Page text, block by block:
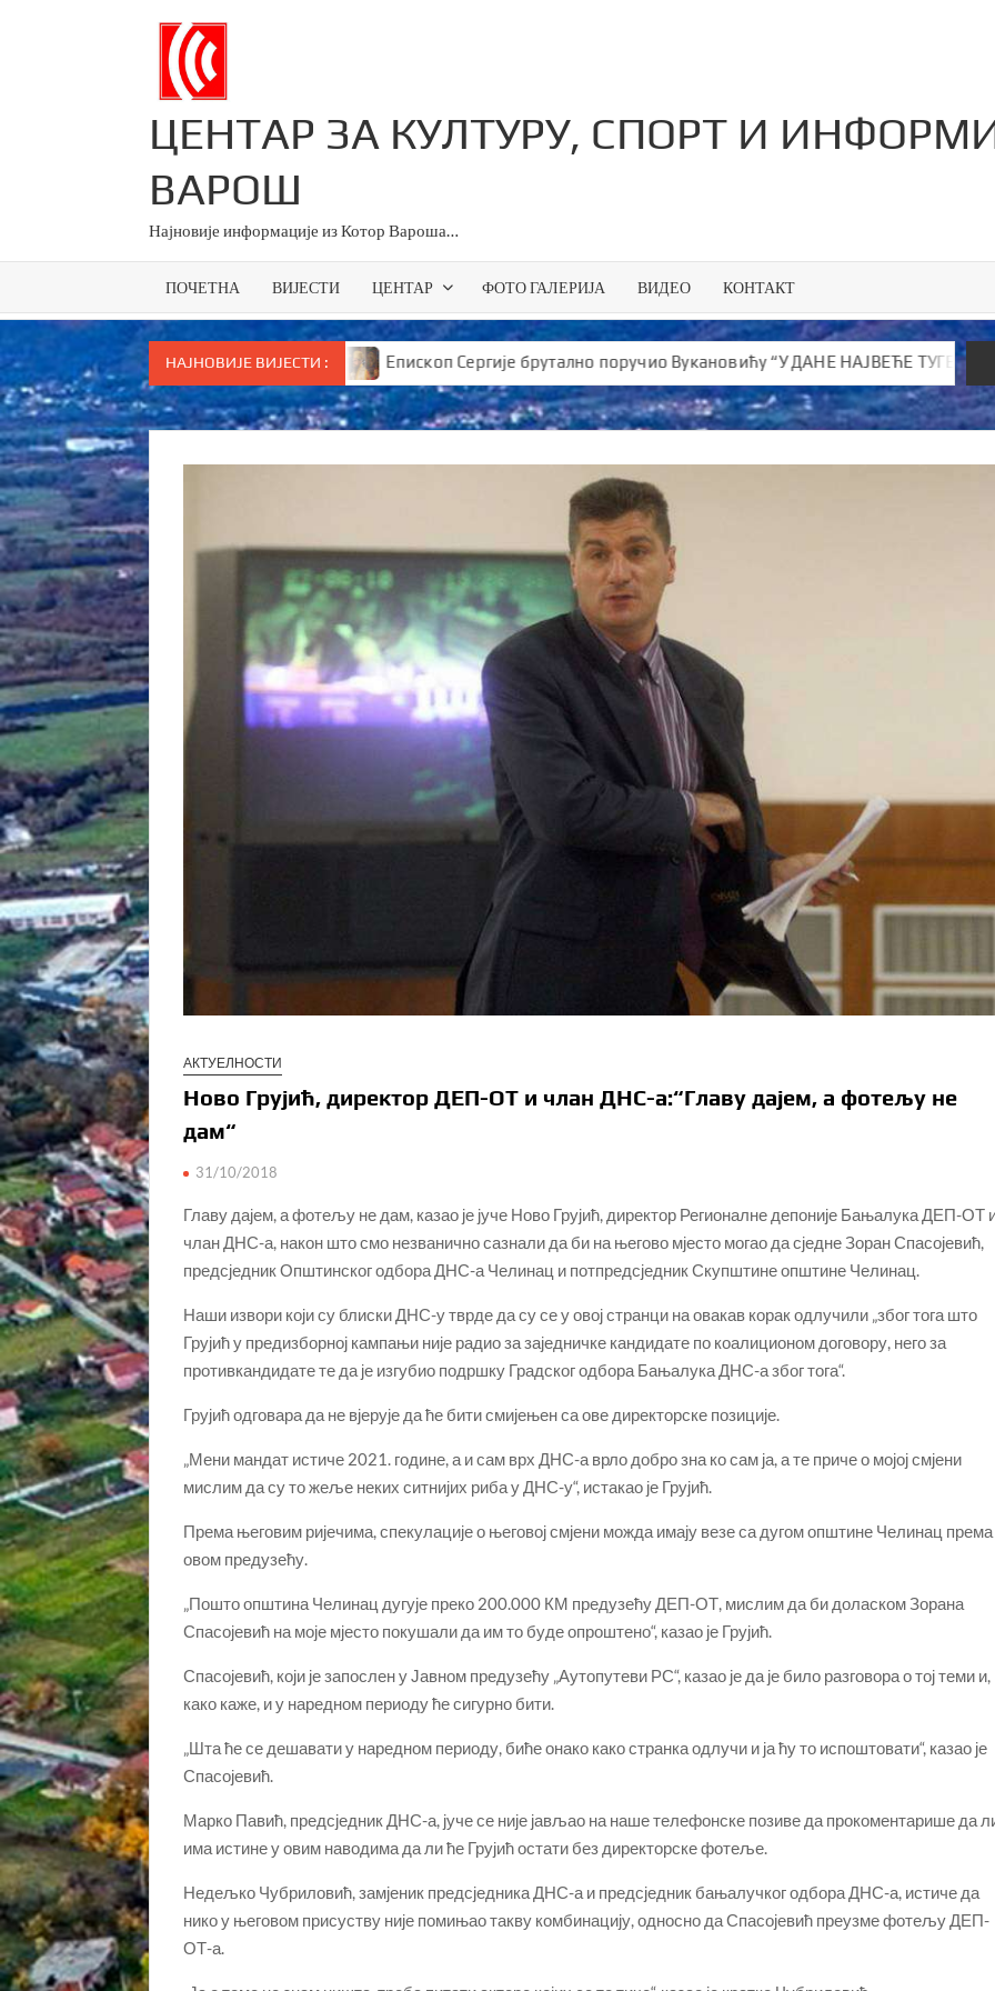
ЦЕНТАР ЗА КУЛТУРУ, СПОРТ И
ВАРОШ
Најновије информације из Котор Вароша…
ПОЧЕТНА ВИЈЕСТИ ЦЕНТАР ФОТО ГАЛЕРИЈА ВИДЕО КОНТАКТ
НАЈНОВИЈЕ ВИЈЕСТИ :
за све основце у Српској Епископ Сергије брутално поручио Вукановићу “У ДАНЕ НАЈВЕЋЕ ТУГЕ ШИРИШ
АКТУЕЛНОСТИ
Ново Грујић, директор ДЕП-ОТ и члан ДНС-а:“Главу дајем, а фотељу не
дам“
31/10/2018
Главу дајем, а фотељу не дам, казао је јуче Ново Грујић, директор Регионалне депоније Бањалука ДЕП-ОТ
члан ДНС-а, након што смо незванично сазнали да би на његово мјесто могао да сједне Зоран Спасојевић,
предсједник Општинског одбора ДНС-а Челинац и потпредсједник Скупштине општине Челинац.
Наши извори који су блиски ДНС-у тврде да су се у овој странци на овакав корак одлучили „због тога што
Грујић у предизборној кампањи није радио за заједничке кандидате по коалиционом договору, него за
противкандидате те да је изгубио подршку Градског одбора Бањалука ДНС-а због тога“.
Грујић одговара да не вјерује да ће бити смијењен са ове директорске позиције.
„Мени мандат истиче 2021. године, а и сам врх ДНС-а врло добро зна ко сам ја, а те приче о мојој смјени
мислим да су то жеље неких ситнијих риба у ДНС-у“, истакао је Грујић.
Према његовим ријечима, спекулације о његовој смјени можда имају везе са дугом општине Челинац према
овом предузећу.
„Пошто општина Челинац дугује преко 200.000 КМ предузећу ДЕП-ОТ, мислим да би доласком Зорана
Спасојевић на моје мјесто покушали да им то буде опроштено“, казао је Грујић.
Спасојевић, који је запослен у Јавном предузећу „Аутопутеви РС“, казао је да је било разговора о тој теми и,
како каже, и у наредном периоду ће сигурно бити.
„Шта ће се дешавати у наредном периоду, биће онако како странка одлучи и ја ћу то испоштовати“, казао је
Спасојевић.
Марко Павић, предсједник ДНС-а, јуче се није јављао на наше телефонске позиве да прокоментарише да
има истине у овим наводима да ли ће Грујић остати без директорске фотеље.
Недељко Чубриловић, замјеник предсједника ДНС-а и предсједник бањалучког одбора ДНС-а, истиче да
нико у његовом присуству није помињао такву комбинацију, односно да Спасојевић преузме фотељу ДЕП-
ОТ-а.